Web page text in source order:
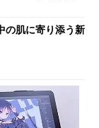
の肌に寄り添う新